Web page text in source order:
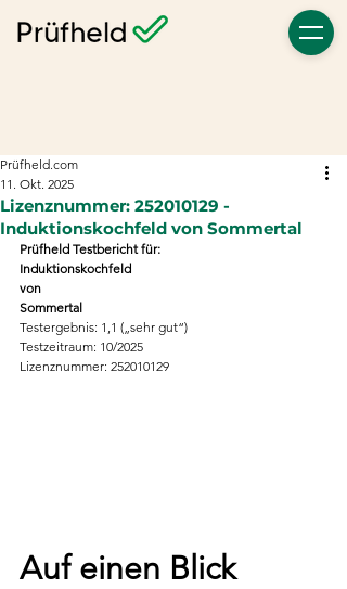
Lizenznummer: 252010129 -
Induktionskochfeld von Sommertal
Prüfheld.com
11. Okt. 2025
Prüfheld Testbericht für:
Induktionskochfeld
von
Sommertal
Testergebnis: 1,1 („sehr gut“)
Testzeitraum: 10/2025
Lizenznummer: 252010129
Auf einen Blick